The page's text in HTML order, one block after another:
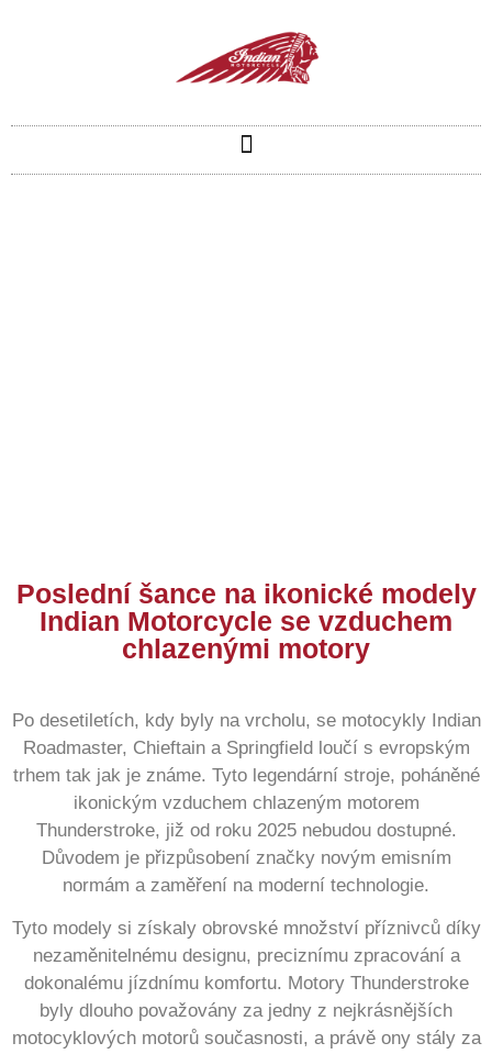
Poslední šance na ikonické modely
Indian Motorcycle se vzduchem
chlazenými motory
Po desetiletích, kdy byly na vrcholu, se motocykly Indian
Roadmaster, Chieftain a Springfield loučí s evropským
trhem tak jak je známe. Tyto legendární stroje, poháněné
ikonickým vzduchem chlazeným motorem
Thunderstroke, již od roku 2025 nebudou dostupné.
Důvodem je přizpůsobení značky novým emisním
normám a zaměření na moderní technologie.
Tyto modely si získaly obrovské množství příznivců díky
nezaměnitelnému designu, preciznímu zpracování a
dokonalému jízdnímu komfortu. Motory Thunderstroke
byly dlouho považovány za jedny z nejkrásnějších
motocyklových motorů současnosti, a právě ony stály za